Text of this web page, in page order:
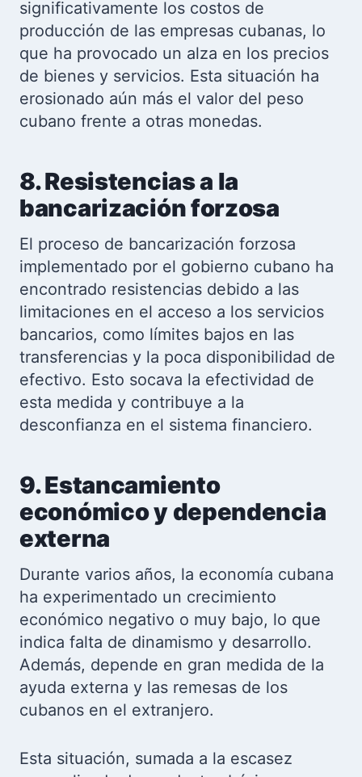
significativamente los costos de
producción de las empresas cubanas, lo
que ha provocado un alza en los precios
de bienes y servicios. Esta situación ha
erosionado aún más el valor del peso
cubano frente a otras monedas.
8. Resistencias a la
bancarización forzosa
El proceso de bancarización forzosa
implementado por el gobierno cubano ha
encontrado resistencias debido a las
limitaciones en el acceso a los servicios
bancarios, como límites bajos en las
transferencias y la poca disponibilidad de
efectivo. Esto socava la efectividad de
esta medida y contribuye a la
desconfianza en el sistema financiero.
9. Estancamiento
económico y dependencia
externa
Durante varios años, la economía cubana
ha experimentado un crecimiento
económico negativo o muy bajo, lo que
indica falta de dinamismo y desarrollo.
Además, depende en gran medida de la
ayuda externa y las remesas de los
cubanos en el extranjero.
Esta situación, sumada a la escasez